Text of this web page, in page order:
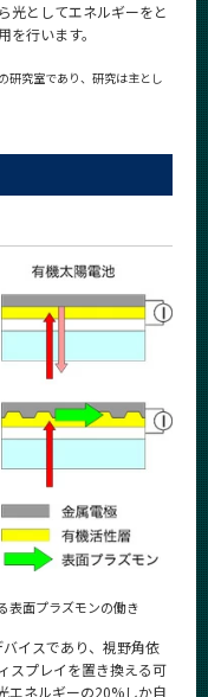
光としてエネルギーをと
行います。
研究室であり、研究は主とし
表面プラズモンの働き
イスであり、視野角依
スプレイを置き換える可
エネルギーの20%しか自